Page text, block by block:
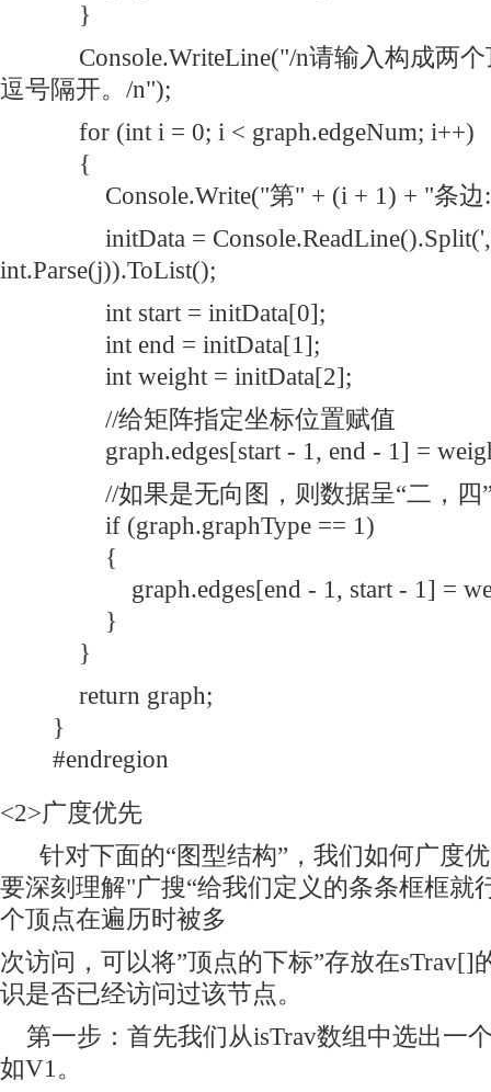
}
Console.WriteLine("/n请输入构成两个
逗号隔开。/n");
for (int i = 0; i < graph.edgeNum; i++)
{
Console.Write("第" + (i + 1) + "条边
initData =
int.Parse(j)).ToList();
int start = initData[0];
int end = initData[1];
int weight = initData[2];
//给矩阵指定坐标位置赋值
graph.edges[start - 1, end - 1] =
//如果是无向图，则数据呈“二，四”
if (graph.graphType == 1)
{
graph.edges[end - 1, start - 1] =
}
}
return graph;
}
#endregion
<2>广度优先
针对下面的“图型结构”，我们如何广度
要深刻理解"广搜“给我们定义的条条框框就
个顶点在遍历时被多
次访问，可以将”顶点的下标”存放在sTrav[]
识是否已经访问过该节点。
第一步：首先我们从isTrav数组中选出一
如V1。